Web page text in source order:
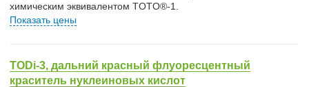
химическим эквивалентом TOTO®-1.
Показать цены
TODi-3, дальний красный флуоресцентный
краситель нуклеиновых кислот